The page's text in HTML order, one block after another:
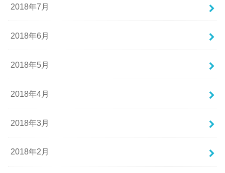
2018年7月
2018年6月
2018年5月
2018年4月
2018年3月
2018年2月